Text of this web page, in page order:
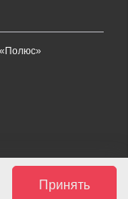
Принять